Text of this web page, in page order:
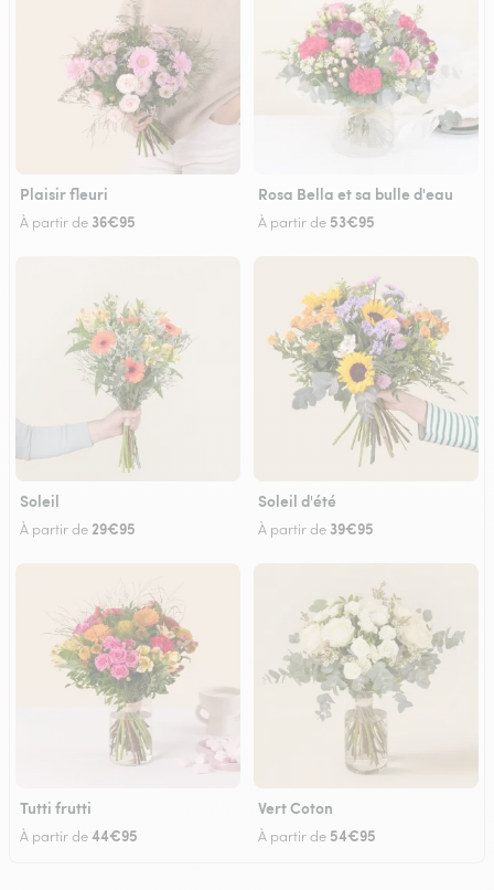
Plaisir fleuri
À partir de 36€95
Rosa Bella et sa bulle d'eau
À partir de 53€95
Soleil
À partir de29€95
Soleil d'été
À partir de 39€95
Tutti frutti
À partir de44€95
Vert Coton
À partir de 54€95